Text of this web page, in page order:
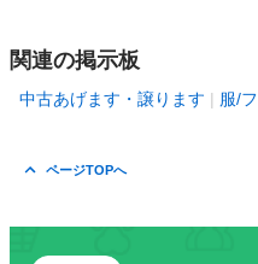
関連の掲示板
中古あげます・譲ります 服/
ページTOPへ